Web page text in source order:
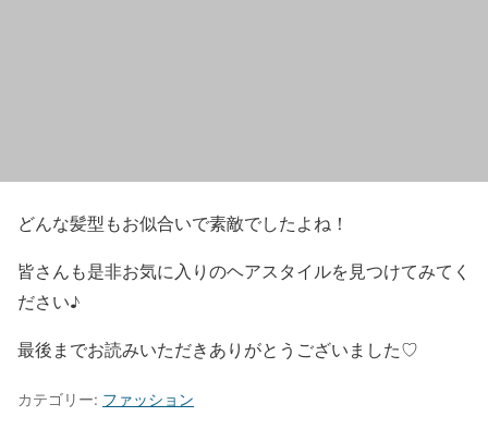
どんな髪型もお似合いで素敵でしたよね！
皆さんも是非お気に入りのヘアスタイルを見つけてみてく
ださい♪
最後までお読みいただきありがとうございました♡
カテゴリー: ファッション